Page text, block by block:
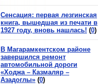
Сенсация: первая лезгинская
книга, вышедшая из печати в
1927 году, вновь нашлась! (0)
В Магарамкентском районе
завершился ремонт
автомобильной дороги
«Ходжа – Казмаляр –
Азадоглы» (0)